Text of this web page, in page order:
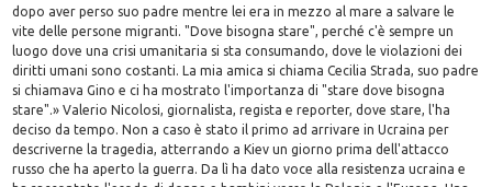
dopo aver perso suo padre mentre lei era in mezzo al mare a salvare le
vite delle persone migranti. "Dove bisogna stare", perché c'è sempre un
luogo dove una crisi umanitaria si sta consumando, dove le violazioni dei
diritti umani sono costanti. La mia amica si chiama Cecilia Strada, suo padre
si chiamava Gino e ci ha mostrato l'importanza di "stare dove bisogna
stare".» Valerio Nicolosi, giornalista, regista e reporter, dove stare, l'ha
deciso da tempo. Non a caso è stato il primo ad arrivare in Ucraina per
descriverne la tragedia, atterrando a Kiev un giorno prima dell'attacco
russo che ha aperto la guerra. Da lì ha dato voce alla resistenza ucraina e